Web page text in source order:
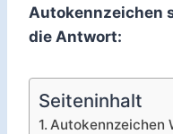
Autokennzeichen
die Antwort:
Seiteninhalt
Autokennzeichen